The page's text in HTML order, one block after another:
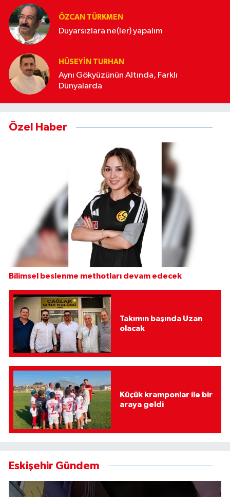
ÖZCAN TÜRKMEN
Duyarsızlara ne(ler) yapalım
HÜSEYIN TURHAN
Aynı Gökyüzünün Altında, Farklı
Dünyalarda
Özel Haber
Bilimsel beslenme methotları devam edecek
Takımın başında Uzan
olacak
Küçük kramponlar ile bir
araya geldi
Eskişehir Gündem